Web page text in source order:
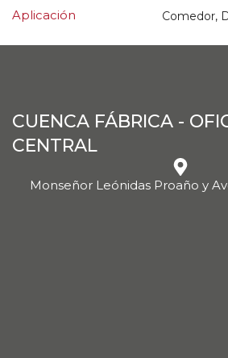
Aplicación Comedor,
CUENCA FÁBRICA -
CENTRAL
Monseñor Leónidas Proaño y